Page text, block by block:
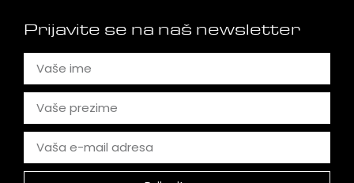
Prijavite se na naš newsletter